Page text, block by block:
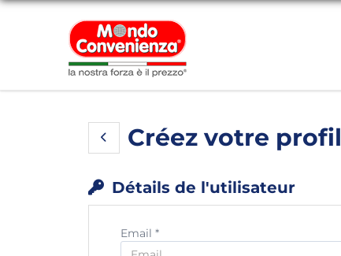
Créez votre profil
Détails de l'utilisateur
Email *